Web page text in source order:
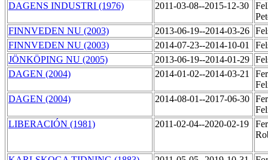
DAGENS INDUSTRI (1976)
2011-03-08--2015-12-30
FINNVEDEN NU (2003)
2013-06-19--2014-03-26
FINNVEDEN NU (2003)
2014-07-23--2014-10-01
JÖNKÖPING NU (2005)
2013-06-19--2014-01-29
DAGEN (2004)
2014-01-02--2014-03-21
DAGEN (2004)
2014-08-01--2017-06-30
LIBERACIÓN (1981)
2011-02-04--2020-02-19